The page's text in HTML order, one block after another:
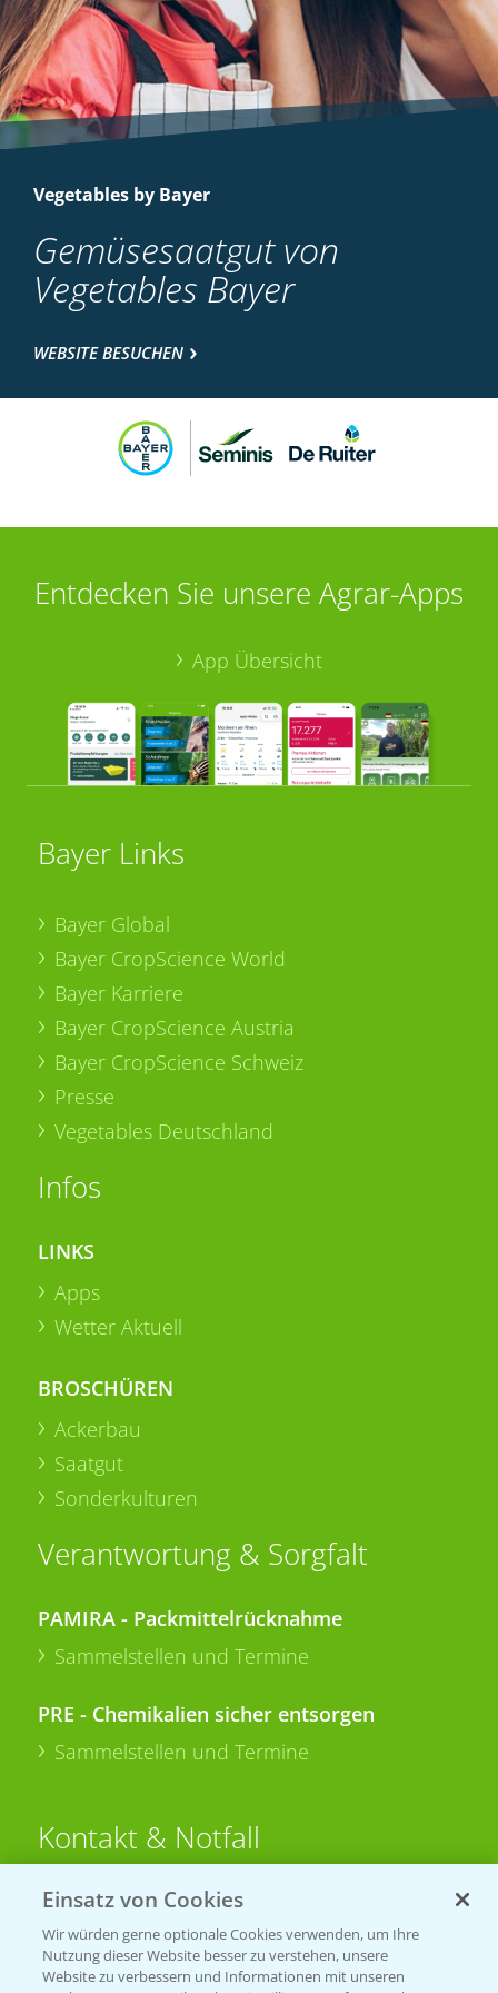
Vegetables by Bayer
Gemüsesaatgut von
Vegetables Bayer
WEBSITE BESUCHEN
Entdecken Sie unsere Agrar-Apps
App Übersicht
Bayer Links
Bayer Global
Bayer CropScience World
Bayer Karriere
Bayer CropScience Austria
Bayer CropScience Schweiz
Presse
Vegetables Deutschland
Infos
LINKS
Apps
Wetter Aktuell
BROSCHÜREN
Ackerbau
Saatgut
Sonderkulturen
Verantwortung & Sorgfalt
PAMIRA - Packmittelrücknahme
Sammelstellen und Termine
PRE - Chemikalien sicher entsorgen
Sammelstellen und Termine
Kontakt & Notfall
Beratung auf WhatsApp
T.+49 (0)174 346 564 1
Einsatz von Cookies
Wir würden gerne optionale Cookies verwenden, um Ihre
Nutzung dieser Website besser zu verstehen, unsere
Website zu verbessern und Informationen mit unseren